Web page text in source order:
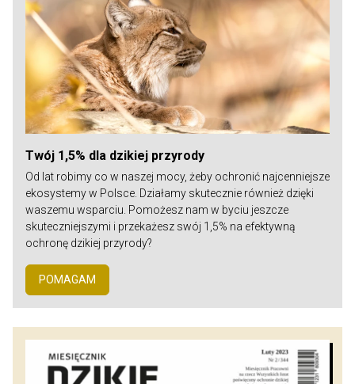
Twój 1,5% dla dzikiej przyrody
Od lat robimy co w naszej mocy, żeby ochronić najcenniejsze
ekosystemy w Polsce. Działamy skutecznie również dzięki
waszemu wsparciu. Pomożesz nam w byciu jeszcze
skuteczniejszymi i przekażesz swój 1,5% na efektywną
ochronę dzikiej przyrody?
POMAGAM